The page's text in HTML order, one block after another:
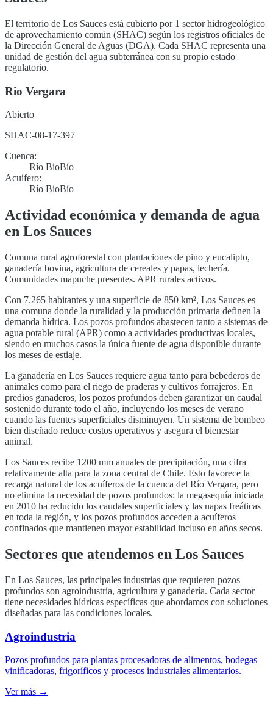
El territorio de Los Sauces está cubierto por 1 sector hidrogeológico
de aprovechamiento común (SHAC) según los registros oficiales de
la Dirección General de Aguas (DGA). Cada SHAC representa una
unidad de gestión del agua subterránea con su propio estado
regulatorio.
Rio Vergara
Abierto
SHAC-08-17-397
Cuenca:
Río BioBío
Acuífero:
Río BioBío
Actividad económica y demanda de agua
en Los Sauces
Comuna rural agroforestal con plantaciones de pino y eucalipto,
ganadería bovina, agricultura de cereales y papas, lechería.
Comunidades mapuche presentes. APR rurales activos.
Con 7.265 habitantes y una superficie de 850 km², Los Sauces es
una comuna donde la ruralidad y la producción primaria definen la
demanda hídrica. Los pozos profundos abastecen tanto a sistemas de
agua potable rural (APR) como a actividades productivas locales,
siendo en muchos casos la única fuente de agua disponible durante
los meses de estiaje.
La ganadería en Los Sauces requiere agua tanto para bebederos de
animales como para el riego de praderas y cultivos forrajeros. En
predios ganaderos, los pozos profundos deben garantizar un caudal
sostenido durante todo el año, incluyendo los meses de verano
cuando las fuentes superficiales disminuyen. Un sistema de bombeo
bien diseñado reduce costos operativos y asegura el bienestar
animal.
Los Sauces recibe 1200 mm anuales de precipitación, una cifra
relativamente alta para la zona central de Chile. Esto favorece la
recarga natural de los acuíferos de la cuenca del Río Vergara, pero
no elimina la necesidad de pozos profundos: la megasequía iniciada
en 2010 ha reducido los caudales superficiales y las napas freáticas
en toda la región, y los pozos profundos acceden a acuíferos
confinados que mantienen mayor estabilidad incluso en años secos.
Sectores que atendemos en Los Sauces
En Los Sauces, las principales industrias que requieren pozos
profundos son agroindustria, agricultura y ganadería. Cada sector
tiene necesidades hídricas específicas que abordamos con soluciones
diseñadas para las condiciones locales.
Agroindustria
Pozos profundos para plantas procesadoras de alimentos, bodegas
vinificadoras, frigoríficos y procesos industriales alimentarios.
Ver más →